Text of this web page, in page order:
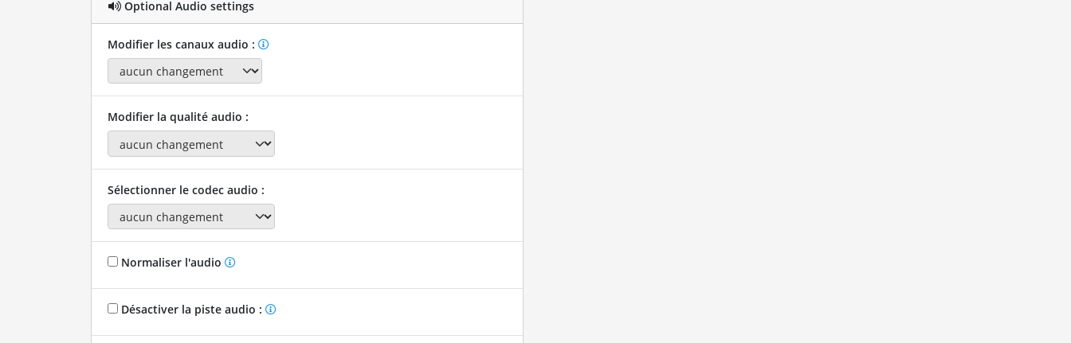
Optional Audio settings
Modifier les canaux audio :
Modifier la qualité audio :
Sélectionner le codec audio :
Normaliser l'audio
Désactiver la piste audio :